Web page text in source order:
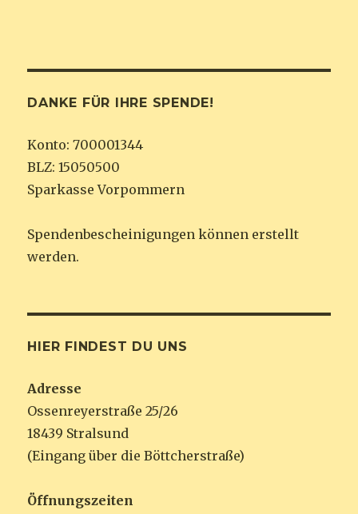
DANKE FÜR IHRE SPENDE!
Konto: 700001344
BLZ: 15050500
Sparkasse Vorpommern
Spendenbescheinigungen können erstellt
werden.
HIER FINDEST DU UNS
Adresse
Ossenreyerstraße 25/26
18439 Stralsund
(Eingang über die Böttcherstraße)
Öffnungszeiten